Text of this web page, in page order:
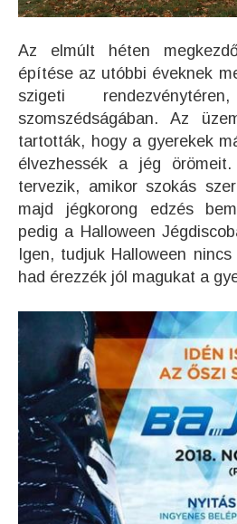
Az elmúlt héten
építése az utóbbi éveknek
szigeti
szomszédságában. Az
tartották, hogy a gyerekek
élvezhessék a jég
tervezik, amikor szokás
majd jégkorong edzés
pedig a Halloween
Igen, tudjuk Halloween
had érezzék jól magukat a